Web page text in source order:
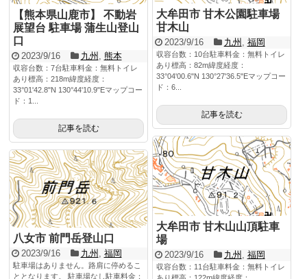
【熊本県山鹿市】 不動岩
展望台 駐車場 蒲生山登山
口
2023/9/16 九州 熊本
収容台数：7台駐車料金：無料トイレ
あり標高：218m緯度経度：
33°01'42.8"N 130°44'10.9"Eマップコー
ド：1...
記事を読む
大牟田市 甘木公園駐車場
甘木山
2023/9/16 九州 , 福岡
収容台数：10台駐車料金：無料トイレ
あり標高：82m緯度経度：
33°04'00.6"N 130°27'36.5"Eマップコー
ド：6...
記事を読む
大牟田市 甘木山山頂駐車
場
2023/9/16 九州 福岡
収容台数：11台駐車料金：無料トイレ
あり標高：122m緯度経度：
八女市 前門岳登山口
2023/9/16 九州 福岡
駐車場はありません。路肩に停めるこ
ととなります。 駐車場なし駐車料金：